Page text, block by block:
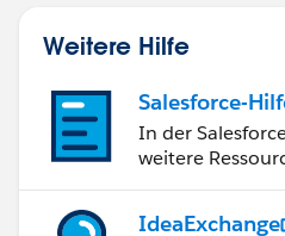
Weitere Hilfe
Salesforce-
In der
weitere
IdeaExchange